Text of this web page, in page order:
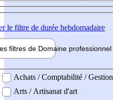
le filtre de durée hebdomadaire
filtres de Domaine professionnel
professionel
Achats / Comptabilité / Gestion
Arts / Artisanat d'art